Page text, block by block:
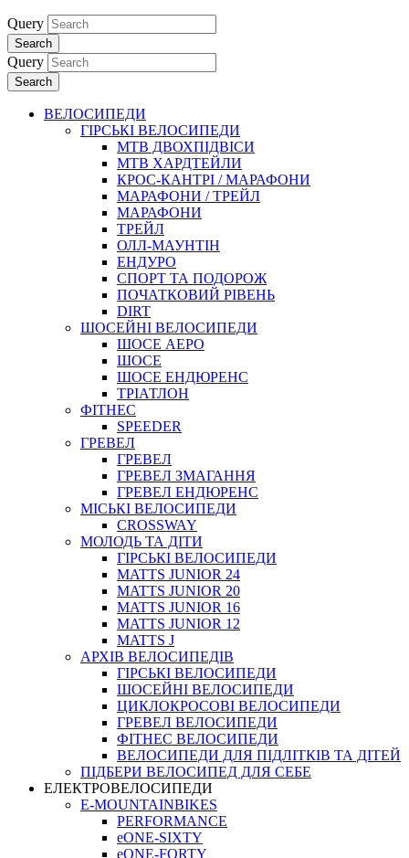
Query
Search
Query
Search
ВЕЛОСИПЕДИ
ГІРСЬКІ ВЕЛОСИПЕДИ
MTB ДВОХПIДВIСИ
MTB ХАРДТЕЙЛИ
КРОС-КАНТРI / МАРАФОНИ
МАРАФОНИ / ТРЕЙЛ
МАРАФОНИ
ТРЕЙЛ
ОЛЛ-МАУНТIН
ЕНДУРО
СПОРТ ТА ПОДОРОЖ
ПОЧАТКОВИЙ РIВЕНЬ
DIRT
ШОСЕЙНІ ВЕЛОСИПЕДИ
ШОСЕ АЕРО
ШОСЕ
ШОСЕ ЕНДЮРЕНС
ТРІАТЛОН
ФІТНЕС
SPEEDER
ГРЕВЕЛ
ГРЕВЕЛ
ГРЕВЕЛ ЗМАГАННЯ
ГРЕВЕЛ ЕНДЮРЕНС
МІСЬКІ ВЕЛОСИПЕДИ
CROSSWAY
МОЛОДЬ ТА ДІТИ
ГIРСЬКI ВЕЛОСИПЕДИ
MATTS JUNIOR 24
MATTS JUNIOR 20
MATTS JUNIOR 16
MATTS JUNIOR 12
MATTS J
АРХIВ ВЕЛОСИПЕДIВ
ГІРСЬКІ ВЕЛОСИПЕДИ
ШОСЕЙНІ ВЕЛОСИПЕДИ
ЦИКЛОКРОСОВІ ВЕЛОСИПЕДИ
ГРЕВЕЛ ВЕЛОСИПЕДИ
ФІТНЕС ВЕЛОСИПЕДИ
ВЕЛОСИПЕДИ ДЛЯ ПІДЛІТКІВ ТА ДІТЕЙ
ПIДБЕРИ ВЕЛОСИПЕД ДЛЯ СЕБЕ
ЕЛЕКТРОВЕЛОСИПЕДИ
E-MOUNTAINBIKES
PERFORMANCE
eONE-SIXTY
eONE-FORTY